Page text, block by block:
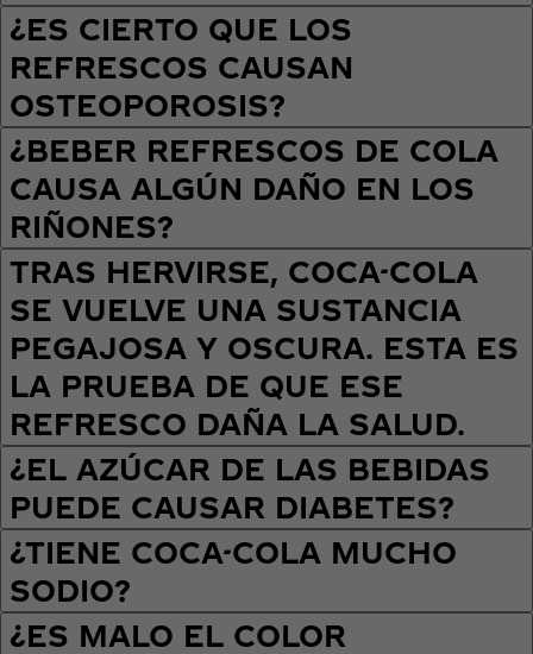
¿ES CIERTO QUE LOS
REFRESCOS CAUSAN
OSTEOPOROSIS?
¿BEBER REFRESCOS DE COLA
CAUSA ALGÚN DAÑO EN LOS
RIÑONES?
TRAS HERVIRSE, COCA-COLA
SE VUELVE UNA SUSTANCIA
PEGAJOSA Y OSCURA. ESTA ES
LA PRUEBA DE QUE ESE
REFRESCO DAÑA LA SALUD.
¿EL AZÚCAR DE LAS BEBIDAS
PUEDE CAUSAR DIABETES?
¿TIENE COCA-COLA MUCHO
SODIO?
¿ES MALO EL COLOR